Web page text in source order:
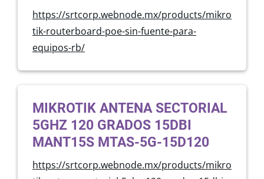
https://srtcorp.webnode.mx/products/mikro
tik-routerboard-poe-sin-fuente-para-
equipos-rb/
MIKROTIK ANTENA SECTORIAL
5GHZ 120 GRADOS 15DBI
MANT15S MTAS-5G-15D120
https://srtcorp.webnode.mx/products/mikro